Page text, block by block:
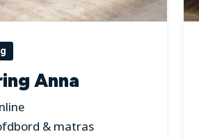
Anna
& matras